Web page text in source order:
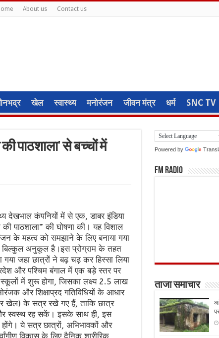
About us Contact us
खेल स्वास्थ्य मनोरंजन जीवन मंत्र धर्म SNC TV
पाठशाला’ से बच्चों में
देखभाल कंपनियों में से एक, डाबर इंडिया
पाठशाला” की घोषणा की। यह विशाल
के महत्व को समझाने के लिए बनाया गया
बिल्कुल अनुकूल है।इस प्रोग्राम के तहत
जहा छात्रों ने बढ़ चढ़ कर हिस्सा लिया
और पश्चिम बंगाल में एक बड़े स्तर पर
में शुरू होगा, जिसका लक्ष्य 2.5 लाख
और शिक्षाप्रद गतिविधियों के आधार
खेल) के सत्र रखे गए हैं, ताकि छात्र
स्वस्थ रह सकें। इसके साथ ही, इस
ये सत्र छात्रों, अभिभावकों और
विकास के लिए दैनिक शारीरिक
Powered by
FM Radio
ताजा समाचार